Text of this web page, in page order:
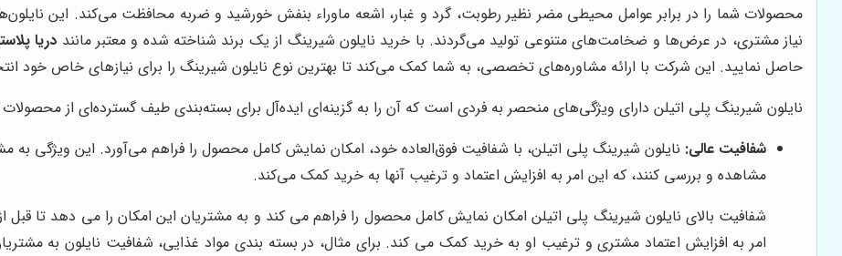
محصولات شما را در برابر عوامل محیطی مضر نظیر رطوبت، گرد و غبار، اشعه ماوراء بنفش خورشید و ضربه محافظت می‌کند. این
نیاز مشتری، در عرض‌ها و ضخامت‌های متنوعی تولید می‌گردند. با خرید نایلون شیرینگ از یک برند شناخته شده و معتبر مانند دریا
حاصل نمایید. این شرکت با ارائه مشاوره‌های تخصصی، به شما کمک می‌کند تا بهترین نوع نایلون شیرینگ را برای نیازهای خاص خود
نایلون شیرینگ پلی اتیلن دارای ویژگی‌های منحصر به فردی است که آن را به گزینه‌ای ایده‌آل برای بسته‌بندی طیف گسترده‌ای از محصولات
شفافیت عالی: نایلون شیرینگ پلی اتیلن، با شفافیت فوق‌العاده خود، امکان نمایش کامل محصول را فراهم می‌آورد. این ویژگی
مشاهده و بررسی کنند، که این امر به افزایش اعتماد و ترغیب آنها به خرید کمک می‌کند.
شفافیت بالای نایلون شیرینگ پلی اتیلن امکان نمایش کامل محصول را فراهم می کند و به مشتریان این امکان را می دهد تا
امر به افزایش اعتماد مشتری و ترغیب او به خرید کمک می کند. برای مثال، در بسته بندی مواد غذایی، شفافیت نایلون به